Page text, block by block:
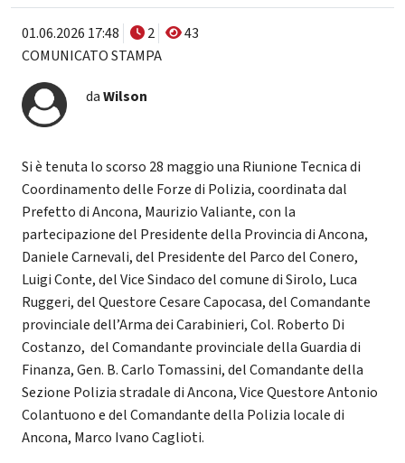
01.06.2026 17:48 2
43
COMUNICATO STAMPA
daWilson
Si è tenuta lo scorso 28 maggio una Riunione Tecnica di
Coordinamento delle Forze di Polizia, coordinata dal
Prefetto di Ancona, Maurizio Valiante, con la
partecipazione del Presidente della Provincia di Ancona,
Daniele Carnevali, del Presidente del Parco del Conero,
Luigi Conte, del Vice Sindaco del comune di Sirolo, Luca
Ruggeri, del Questore Cesare Capocasa, del Comandante
provinciale dell’Arma dei Carabinieri, Col. Roberto Di
Costanzo, del Comandante provinciale della Guardia di
Finanza, Gen. B. Carlo Tomassini, del Comandante della
Sezione Polizia stradale di Ancona, Vice Questore Antonio
Colantuono e del Comandante della Polizia locale di
Ancona, Marco Ivano Caglioti.